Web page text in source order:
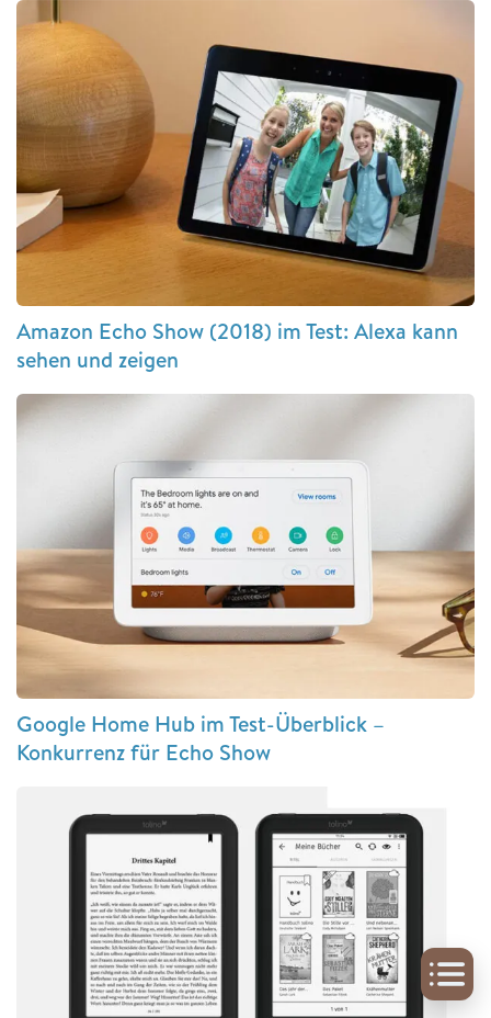
Amazon Echo Show (2018) im Test: Alexa kann
sehen und zeigen
Google Home Hub im Test-Überblick –
Konkurrenz für Echo Show